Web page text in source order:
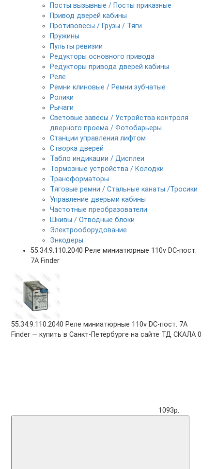
Посты вызывные / Посты приказные
Привод дверей кабины
Противовесы / Грузы / Тяги
Пружины
Пульты ревизии
Редукторы основного привода
Редукторы привода дверей кабины
Реле
Ремни клиновые / Ремни зубчатые
Ролики
Рычаги
Световые завесы / Устройства контроля
дверного проема / Фотобарьеры
Станции управления лифтом
Створка дверей
Табло индикации / Дисплеи
Тормозные устройства / Колодки
Трансформаторы
Тяговые ремни / Стальные канаты /Тросики
Управление дверьми кабины
Частотные преобразователи
Шкивы / Отводные блоки
Электрооборудование
Энкодеры
55.34.9.110.2040 Реле миниатюрные 110v DC-пост.
7А Finder
55.34.9.110.2040 Реле миниатюрные 110v DC-пост. 7А
Finder — купить в Санкт-Петербурге на сайте ТД СКАЛА 0
1093р.